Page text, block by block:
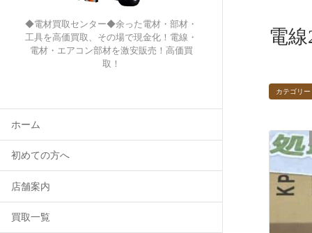
◆電材買取センター◆余った電材・部材・
工具を高価買取、その場で現金化！電線・
電材・エアコン部材を激安販売！高価買
取！
ホーム
初めての方へ
店舗案内
買取一覧
電線
カテゴリー